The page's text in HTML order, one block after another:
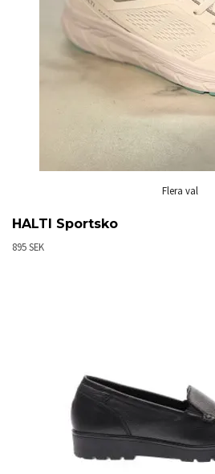
Flera val
HALTI Sportsko
895 SEK